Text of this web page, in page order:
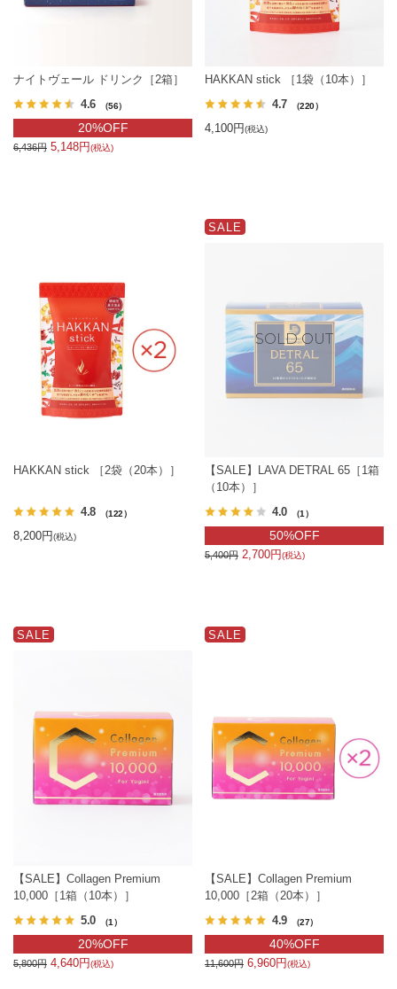
ナイトヴェール ドリンク［2箱］
4.6 （56）
20%OFF
6,436円 5,148円(税込)
HAKKAN stick ［1袋（10本）］
4.7 （220）
4,100円(税込)
HAKKAN stick ［2袋（20本）］
4.8 （122）
8,200円(税込)
SALE
【SALE】LAVA DETRAL 65［1箱
（10本）］
4.0 （1）
50%OFF
5,400円 2,700円(税込)
SALE
【SALE】Collagen Premium
10,000［1箱（10本）］
5.0 （1）
20%OFF
5,800円 4,640円(税込)
SALE
【SALE】Collagen Premium
10,000［2箱（20本）］
4.9 （27）
40%OFF
11,600円 6,960円(税込)